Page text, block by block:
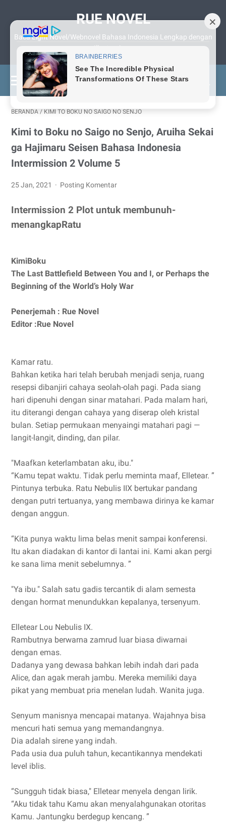
RUE NOVEL
Baca Light Novel/Webnovel Bahasa Indonesia Lengkap dengan
Illustrasinya
BERANDA / KIMI TO BOKU NO SAIGO NO SENJO
Kimi to Boku no Saigo no Senjo, Aruiha Sekai
ga Hajimaru Seisen Bahasa Indonesia
Intermission 2 Volume 5
25 Jan, 2021 Posting Komentar
Intermission 2 Plot untuk membunuh-
menangkapRatu
KimiBoku
The Last Battlefield Between You and I, or Perhaps the
Beginning of the World’s Holy War
Penerjemah : Rue Novel
Editor :Rue Novel
Kamar ratu.
Bahkan ketika hari telah berubah menjadi senja, ruang
resepsi dibanjiri cahaya seolah-olah pagi. Pada siang
hari dipenuhi dengan sinar matahari. Pada malam hari,
itu diterangi dengan cahaya yang diserap oleh kristal
bulan. Setiap permukaan menyaingi matahari pagi —
langit-langit, dinding, dan pilar.
"Maafkan keterlambatan aku, ibu."
“Kamu tepat waktu. Tidak perlu meminta maaf, Elletear. ”
Pintunya terbuka. Ratu Nebulis IIX bertukar pandang
dengan putri tertuanya, yang membawa dirinya ke kamar
dengan anggun.
“Kita punya waktu lima belas menit sampai konferensi.
Itu akan diadakan di kantor di lantai ini. Kami akan pergi
ke sana lima menit sebelumnya. ”
"Ya ibu." Salah satu gadis tercantik di alam semesta
dengan hormat menundukkan kepalanya, tersenyum.
Elletear Lou Nebulis IX.
Rambutnya berwarna zamrud luar biasa diwarnai
dengan emas.
Dadanya yang dewasa bahkan lebih indah dari pada
Alice, dan agak merah jambu. Mereka memiliki daya
pikat yang membuat pria menelan ludah. Wanita juga.
Senyum manisnya mencapai matanya. Wajahnya bisa
mencuri hati semua yang memandangnya.
Dia adalah sirene yang indah.
Pada usia dua puluh tahun, kecantikannya mendekati
level iblis.
“Sungguh tidak biasa," Elletear menyela dengan lirik.
“Aku tidak tahu Kamu akan menyalahgunakan otoritas
Kamu. Jantungku berdegup kencang. ”